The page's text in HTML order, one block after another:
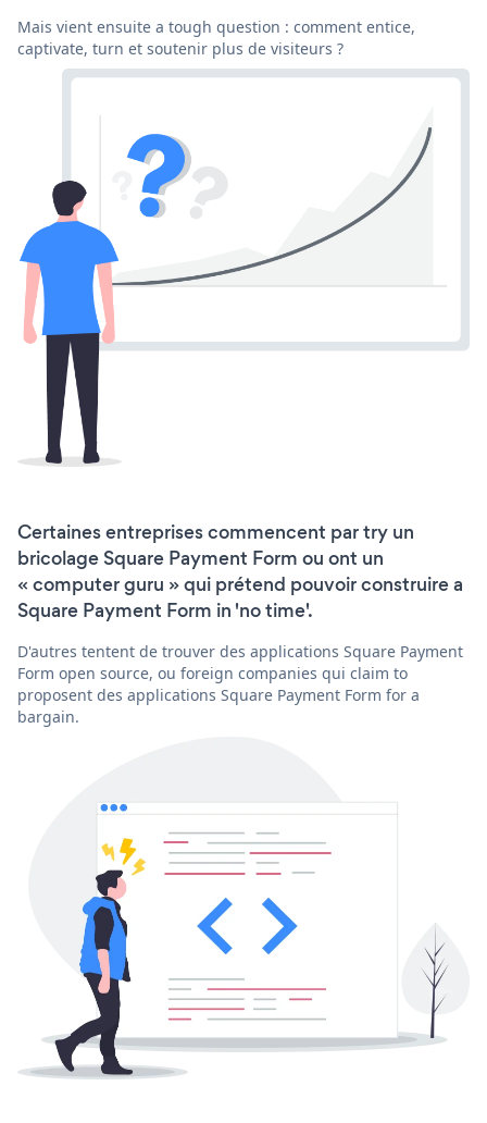
Mais vient ensuite a tough question : comment entice,
captivate, turn et soutenir plus de visiteurs ?
Certaines entreprises commencent par try un
bricolage Square Payment Form ou ont un
« computer guru » qui prétend pouvoir construire a
Square Payment Form in 'no time'.
D'autres tentent de trouver des applications Square Payment
Form open source, ou foreign companies qui claim to
proposent des applications Square Payment Form for a
bargain.